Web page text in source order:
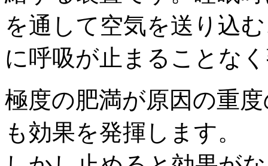
を通して空気を送り込
に呼吸が止まることな
極度の肥満が原因の重
も効果を発揮します。